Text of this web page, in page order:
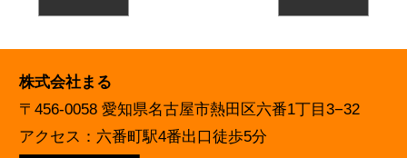
株式会社まる
〒456-0058 愛知県名古屋市熱田区六番1丁目3−32
アクセス：六番町駅4番出口徒歩5分